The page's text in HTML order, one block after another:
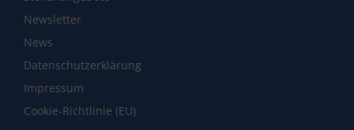
Newsletter
News
Datenschutzerklärung
Impressum
Cookie-Richtlinie (EU)